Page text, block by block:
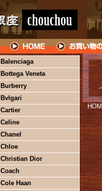
Balenciaga
Bottega Veneta
Burberry
Bvlgari
Cartier
Celine
Chanel
Chloe
Christian Dior
Coach
Cole Haan